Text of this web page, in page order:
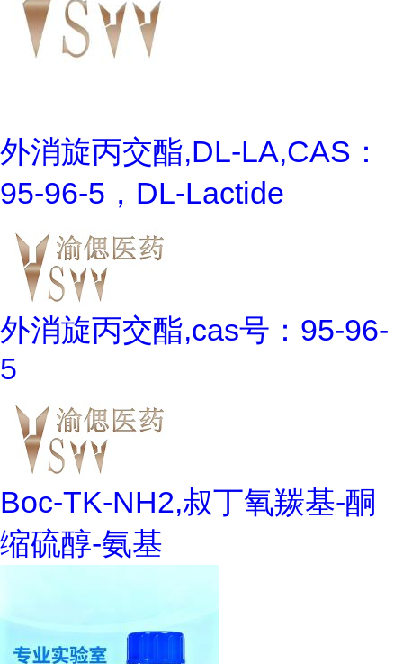
外消旋丙交酯,DL-LA,CAS：
95-96-5，DL-Lactide
外消旋丙交酯,cas号：95-96-
5
Boc-TK-NH2,叔丁氧羰基-酮
缩硫醇-氨基